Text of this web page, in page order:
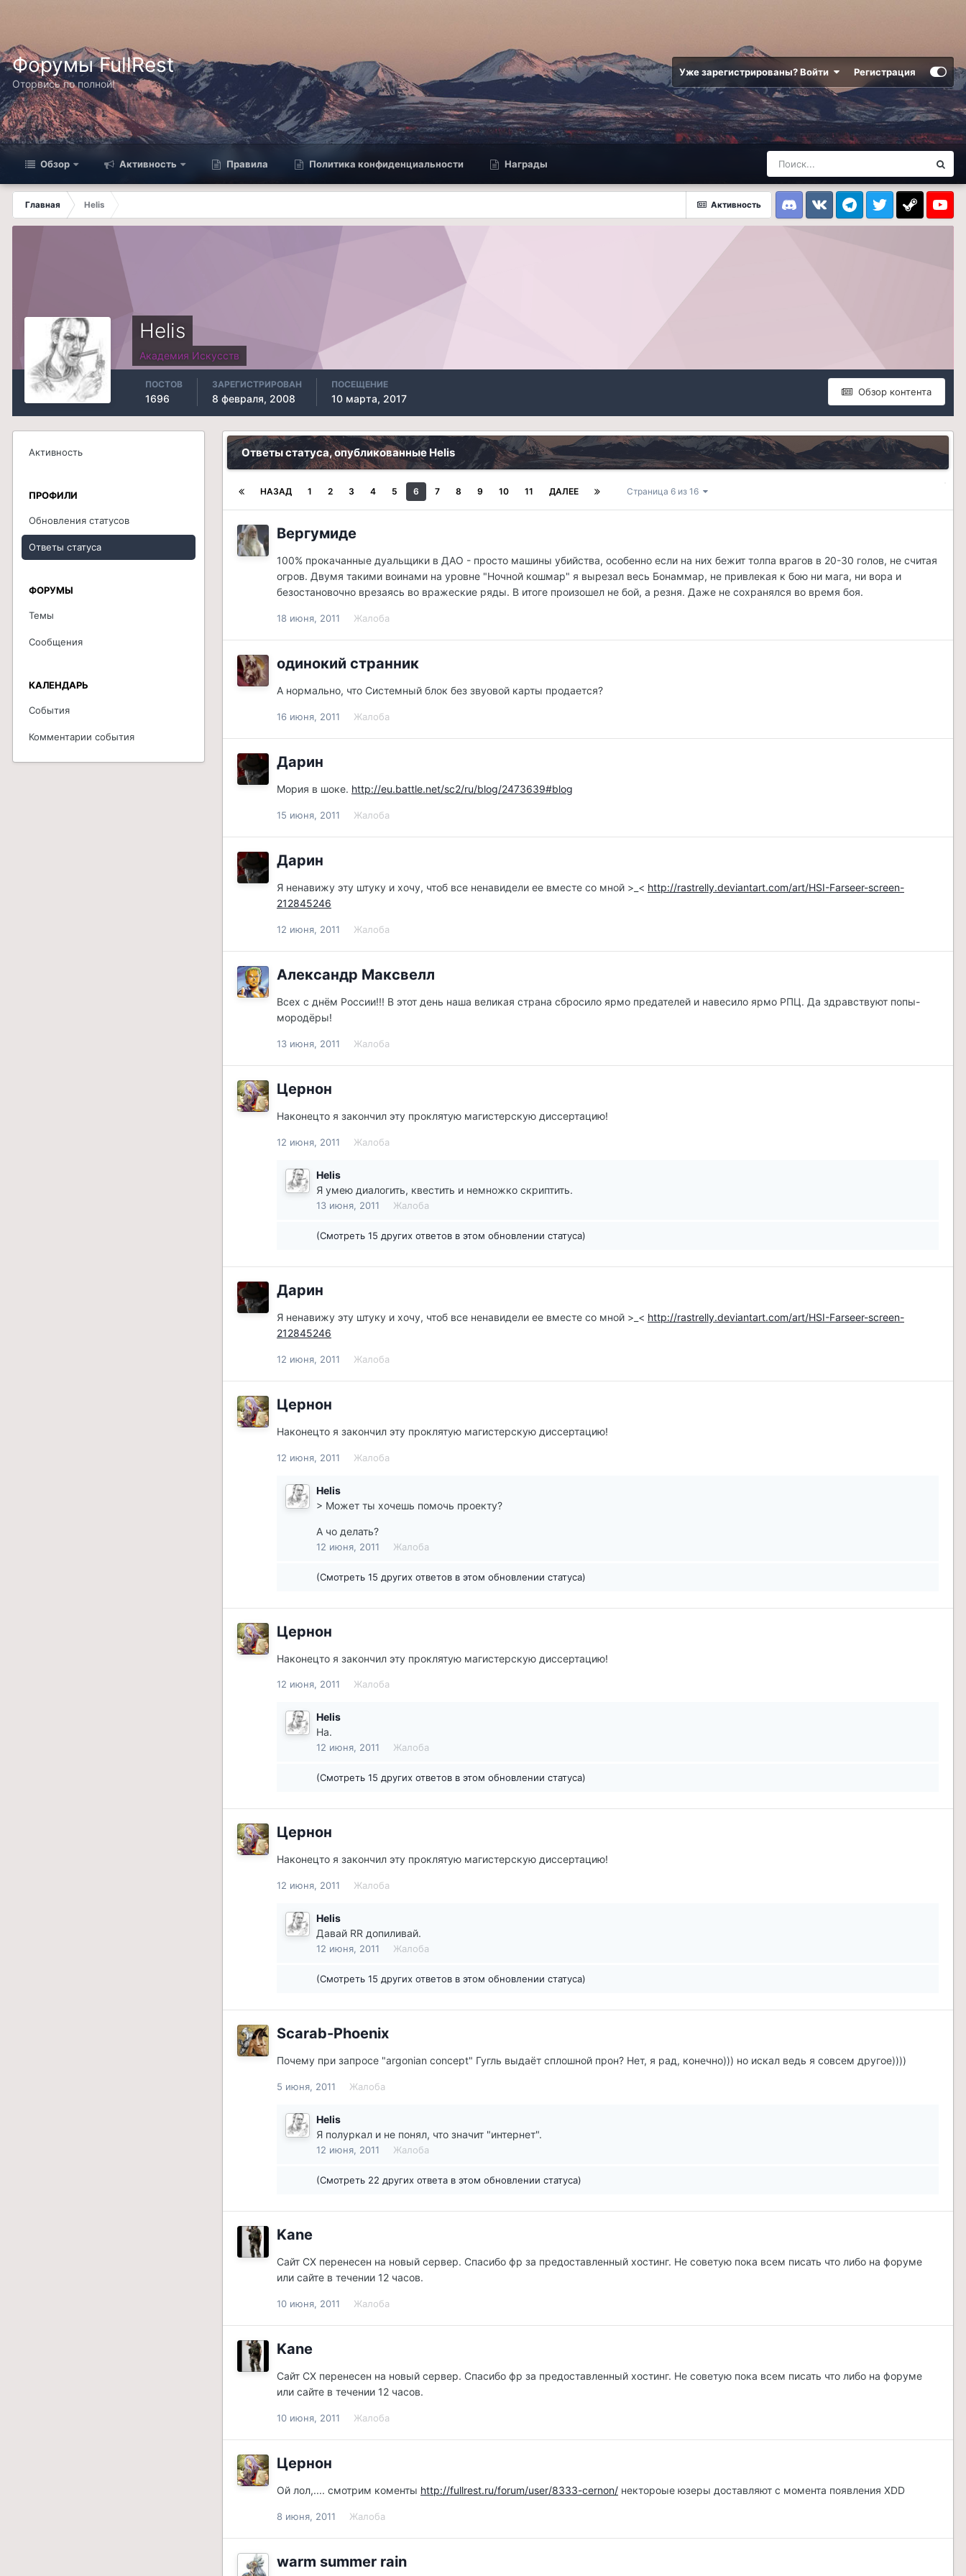
Форумы FullRest
Оторвись по полной!
Уже зарегистрированы? Войти Регистрация
Обзор Активность Правила Политика конфиденциальности Награды
Активность
Главная
Helis
DiscordVK TelegramTwitter Steam
Helis
Академия Искусств
Обзор контента
ПОСТОВ
1696
ЗАРЕГИСТРИРОВАН
8 февраля, 2008
ПОСЕЩЕНИЕ
10 марта, 2017
Активность
ПРОФИЛИ
Обновления статусов
Ответы статуса
ФОРУМЫ
Темы
Сообщения
КАЛЕНДАРЬ
События
Комментарии события
Ответы статуса, опубликованные Helis
НАЗАД 1 2 3 4 5 6 7 8 9 10 11 ДАЛЕЕ Страница 6 из 16
Вергумиде
100% прокачанные дуальщики в ДАО - просто машины убийства, особенно если на них бежит толпа врагов в 20-30 голов, не считая
огров. Двумя такими воинами на уровне "Ночной кошмар" я вырезал весь Бонаммар, не привлекая к бою ни мага, ни вора и
безостановочно врезаясь во вражеские ряды. В итоге произошел не бой, а резня. Даже не сохранялся во время боя.
18 июня, 2011 Жалоба
одинокий странник
А нормально, что Системный блок без звуовой карты продается?
16 июня, 2011 Жалоба
Дарин
Мория в шоке. http://eu.battle.net/sc2/ru/blog/2473639#blog
15 июня, 2011 Жалоба
Дарин
Я ненавижу эту штуку и хочу, чтоб все ненавидели ее вместе со мной >_< http://rastrelly.deviantart.com/art/HSI-Farseer-screen-
212845246
12 июня, 2011 Жалоба
Александр Максвелл
Всех с днём России!!! В этот день наша великая страна сбросило ярмо предателей и навесило ярмо РПЦ. Да здравствуют попы-
мородёры!
13 июня, 2011 Жалоба
Цернон
Наконецто я закончил эту проклятую магистерскую диссертацию!
12 июня, 2011 Жалоба
Helis
Я умею диалогить, квестить и немножко скриптить.
13 июня, 2011 Жалоба
(Смотреть 15 других ответов в этом обновлении статуса)
Дарин
Я ненавижу эту штуку и хочу, чтоб все ненавидели ее вместе со мной >_< http://rastrelly.deviantart.com/art/HSI-Farseer-screen-
212845246
12 июня, 2011 Жалоба
Цернон
Наконецто я закончил эту проклятую магистерскую диссертацию!
12 июня, 2011 Жалоба
Helis
> Может ты хочешь помочь проекту?
А чо делать?
12 июня, 2011 Жалоба
(Смотреть 15 других ответов в этом обновлении статуса)
Цернон
Наконецто я закончил эту проклятую магистерскую диссертацию!
12 июня, 2011 Жалоба
Helis
На.
12 июня, 2011 Жалоба
(Смотреть 15 других ответов в этом обновлении статуса)
Цернон
Наконецто я закончил эту проклятую магистерскую диссертацию!
12 июня, 2011 Жалоба
Helis
Давай RR допиливай.
12 июня, 2011 Жалоба
(Смотреть 15 других ответов в этом обновлении статуса)
Scarab-Phoenix
Почему при запросе "argonian concept" Гугль выдаёт сплошной прон? Нет, я рад, конечно))) но искал ведь я совсем другое))))
5 июня, 2011 Жалоба
Helis
Я полуркал и не понял, что значит "интернет".
12 июня, 2011 Жалоба
(Смотреть 22 других ответа в этом обновлении статуса)
Kane
Сайт СХ перенесен на новый сервер. Спасибо фр за предоставленный хостинг. Не советую пока всем писать что либо на форуме
или сайте в течении 12 часов.
10 июня, 2011 Жалоба
Kane
Сайт СХ перенесен на новый сервер. Спасибо фр за предоставленный хостинг. Не советую пока всем писать что либо на форуме
или сайте в течении 12 часов.
10 июня, 2011 Жалоба
Цернон
Ой лол,.... смотрим коменты http://fullrest.ru/forum/user/8333-cernon/ нектороые юзеры доставляют с момента появления XDD
8 июня, 2011 Жалоба
warm summer rain